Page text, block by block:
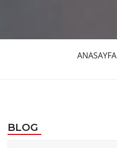
ANASAYFA
BLOG